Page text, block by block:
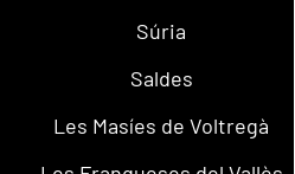
Súria
Saldes
Les Masíes de Voltregà